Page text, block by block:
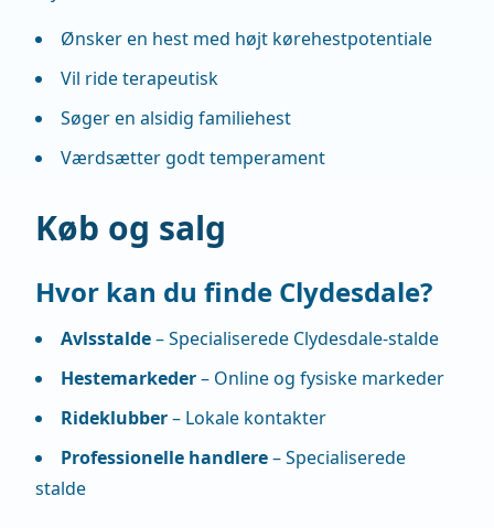
Ønsker en hest med højt kørehestpotentiale
Vil ride terapeutisk
Søger en alsidig familiehest
Værdsætter godt temperament
Køb og salg
Hvor kan du finde Clydesdale?
Avlsstalde– Specialiserede Clydesdale-stalde
Hestemarkeder– Online og fysiske markeder
Rideklubber– Lokale kontakter
Professionelle handlere– Specialiserede
stalde